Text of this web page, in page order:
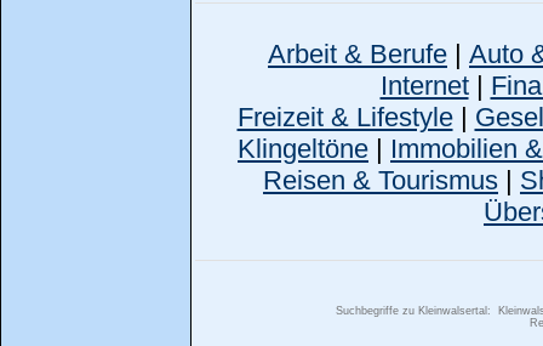
Arbeit & Berufe | Auto
Internet|
Freizeit & Lifestyle|
Klingeltöne | Immobilien
Reisen & Tourismus |
Suchbegriffe zu Kleinwalsertal: